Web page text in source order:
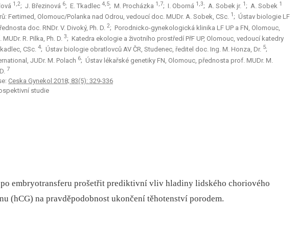
1,2; J. Březinová 6; E. Tkadlec 4,5; M. Procházka 1,7; I. Oborná 1,3; A. Sobek jr. 1 ; A. Sobek 1
Fertimed, Olomouc/Polanka nad Odrou, vedoucí doc. MUDr. A. Sobek, CSc. 1 ; Ústav biologie LF
doc. RNDr. V. Divoký, Ph. D. 2; Porodnicko-gynekologická klinika LF UP a FN, Olomouc,
R. Pilka, Ph. D. 3; Katedra ekologie a životního prostředí PřF UP, Olomouc, vedoucí katedry
CSc. 4; Ústav biologie obratlovců AV ČR, Studenec, ředitel doc. Ing. M. Honza, Dr. 5;
JUDr. M. Polach 6; Ústav lékařské genetiky FN, Olomouc, přednosta prof. MUDr. M.
7
Ceska Gynekol 2018; 83(5): 329-336
studie
embryotransferu prošetřit prediktivní vliv hladiny lidského choriového
(hCG) na pravděpodobnost ukončení těhotenství porodem.